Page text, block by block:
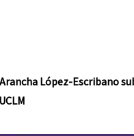
López-Escribano